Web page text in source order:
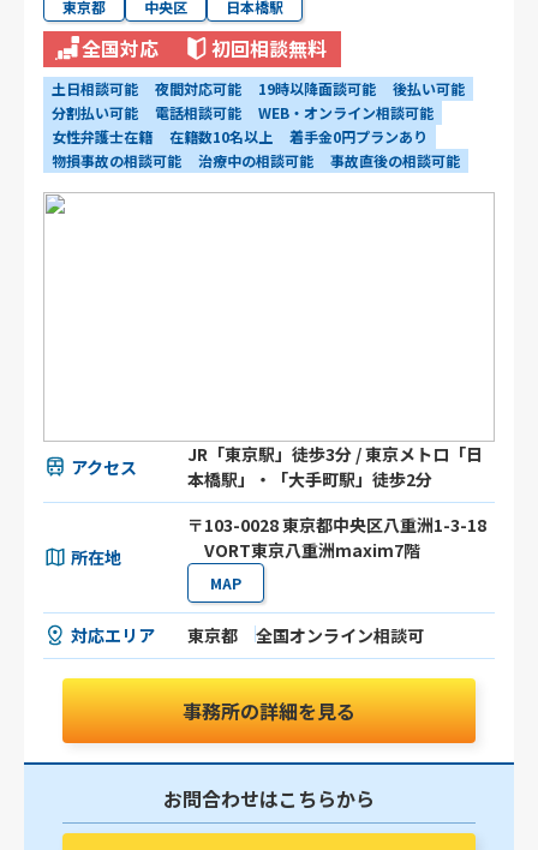
東京都 中央区 日本橋駅
全国対応 初回相談無料
土日相談可能 夜間対応可能 19時以降面談可能
後払い可能
分割払い可能
電話相談可能
WEB・オンライン相談可能
女性弁護士在籍
在籍数10名以上
着手金0円プランあり
物損事故の相談可能
治療中の相談可能 事故直後の相談可能
アクセス
JR「東京駅」徒歩3分 / 東京メトロ「日
本橋駅」・「大手町駅」徒歩2分
所在地
〒103-0028 東京都中央区八重洲1-3-18
VORT東京八重洲maxim7階
MAP
対応エリア 東京都 全国オンライン相談可
事務所の詳細を見る
お問合わせはこちらから